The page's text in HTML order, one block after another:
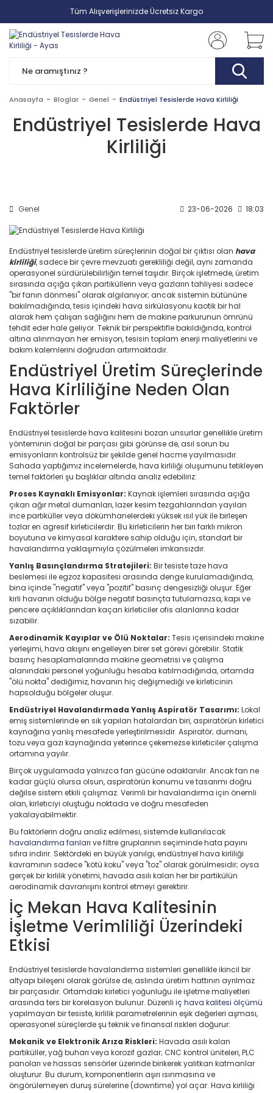
Tüm Alışverişlerinizde Ücretsiz Kargo
Anasayfa Bloglar Genel Endüstriyel Tesislerde Hava Kirliliği
Endüstriyel Tesislerde Hava
Kirliliği
Genel 23-06-2026 18:03
Endüstriyel tesislerde üretim süreçlerinin doğal bir çıktısı olan hava
kirliliği, sadece bir çevre mevzuatı gerekliliği değil, aynı zamanda
operasyonel sürdürülebilirliğin temel taşıdır. Birçok işletmede, üretim
sırasında açığa çıkan partiküllerin veya gazların tahliyesi sadece
"bir fanın dönmesi" olarak algılanıyor; ancak sistemin bütününe
bakılmadığında, tesis içindeki hava sirkülasyonu kaotik bir hal
alarak hem çalışan sağlığını hem de makine parkurunun ömrünü
tehdit eder hale geliyor. Teknik bir perspektifle bakıldığında, kontrol
altına alınmayan her emisyon, tesisin toplam enerji maliyetlerini ve
bakım kalemlerini doğrudan artırmaktadır.
Endüstriyel Üretim Süreçlerinde
Hava Kirliliğine Neden Olan
Faktörler
Endüstriyel tesislerde hava kalitesini bozan unsurlar genellikle üretim
yönteminin doğal bir parçası gibi görünse de, asıl sorun bu
emisyonların kontrolsüz bir şekilde genel hacme yayılmasıdır.
Sahada yaptığımız incelemelerde, hava kirliliği oluşumunu tetikleyen
temel faktörleri şu başlıklar altında analiz edebiliriz:
Proses Kaynaklı Emisyonlar: Kaynak işlemleri sırasında açığa
çıkan ağır metal dumanları, lazer kesim tezgahlarından yayılan
ince partiküller veya dökümhanelerdeki yüksek ısıl yük ile birleşen
tozlar en agresif kirleticilerdir. Bu kirleticilerin her biri farklı mikron
boyutuna ve kimyasal karaktere sahip olduğu için, standart bir
havalandırma yaklaşımıyla çözülmeleri imkansızdır.
Yanlış Basınçlandırma Stratejileri: Bir tesiste taze hava
beslemesi ile egzoz kapasitesi arasında denge kurulamadığında,
bina içinde "negatif" veya "pozitif" basınç dengesizliği oluşur. Eğer
kirli havanın olduğu bölge negatif basınçta tutulamazsa, kapı ve
pencere açıklıklarından kaçan kirleticiler ofis alanlarına kadar
sızabilir.
Aerodinamik Kayıplar ve Ölü Noktalar: Tesis içerisindeki makine
yerleşimi, hava akışını engelleyen birer set görevi görebilir. Statik
basınç hesaplamalarında makine geometrisi ve çalışma
alanındaki personel yoğunluğu hesaba katılmadığında, ortamda
"ölü nokta" dediğimiz, havanın hiç değişmediği ve kirleticinin
hapsolduğu bölgeler oluşur.
Endüstriyel Havalandırmada Yanlış Aspiratör Tasarımı: Lokal
emiş sistemlerinde en sık yapılan hatalardan biri, aspiratörün kirletici
kaynağına yanlış mesafede yerleştirilmesidir. Aspiratör; dumanı,
tozu veya gazı kaynağında yeterince çekemezse kirleticiler çalışma
ortamına yayılır.
Birçok uygulamada yalnızca fan gücüne odaklanılır. Ancak fan ne
kadar güçlü olursa olsun, aspiratörün konumu ve tasarımı doğru
değilse sistem etkili çalışmaz. Verimli bir havalandırma için önemli
olan, kirleticiyi oluştuğu noktada ve doğru mesafeden
yakalayabilmektir.
Bu faktörlerin doğru analiz edilmesi, sistemde kullanılacak
havalandırma fanları ve filtre gruplarının seçiminde hata payını
sıfıra indirir. Sektördeki en büyük yanılgı, endüstriyel hava kirliliği
kavramının sadece "kötü koku" veya "toz" olarak görülmesidir; oysa
gerçek bir kirlilik yönetimi, havada asılı kalan her bir partikülün
aerodinamik davranışını kontrol etmeyi gerektirir.
İç Mekan Hava Kalitesinin
İşletme Verimliliği Üzerindeki
Etkisi
Endüstriyel tesislerde havalandırma sistemleri genellikle ikincil bir
altyapı bileşeni olarak görülse de, aslında üretim hattının ayrılmaz
bir parçasıdır. Ortamdaki kirletici yoğunluğu ile işletme maliyetleri
arasında ters bir korelasyon bulunur. Düzenli iç hava kalitesi ölçümü
yapılmayan bir tesiste, kirlilik parametrelerinin eşik değerleri aşması,
operasyonel süreçlerde şu teknik ve finansal riskleri doğurur:
Mekanik ve Elektronik Arıza Riskleri: Havada asılı kalan
partiküller, yağ buharı veya korozif gazlar; CNC kontrol üniteleri, PLC
panoları ve hassas sensörler üzerinde birikerek yalıtkan katmanlar
oluşturur. Bu durum, komponentlerin aşırı ısınmasına ve
öngörülemeyen duruş sürelerine (downtime) yol açar. Hava kirliliği